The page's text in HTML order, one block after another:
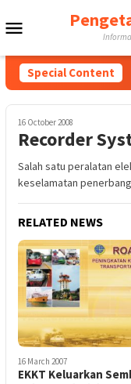
to
Mobile
Special Content
16 October 2008
Recorder
Salah satu peralatan
keselamatan
RELATED NEWS
16 March 2007
EKKT Keluarkan